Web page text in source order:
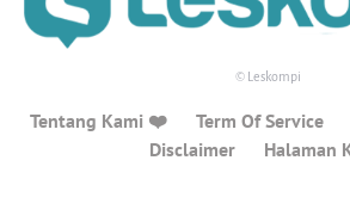
© Leskompi
Tentang Kami ❤️ Term Of Service
Disclaimer
Halaman